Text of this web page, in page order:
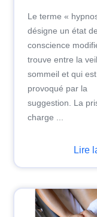
Le terme «
désigne un état de
conscience
trouve entre la
sommeil et qui est
provoqué par la
suggestion. La
charge ...
Lire